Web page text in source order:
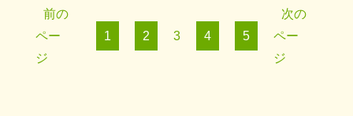
前の
ペー
ジ
1 2 3 4 5
次の
ペー
ジ